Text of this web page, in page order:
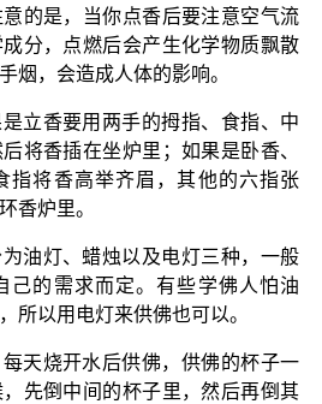
的是，当你点香后要注意空气流
分，点燃后会产生化学物质飘散
烟，会造成人体的影响。
是立香要用两手的拇指、食指、中
将香插在坐炉里；如果是卧香、
指将香高举齐眉，其他的六指张
香炉里。
油灯、蜡烛以及电灯三种，一般
己的需求而定。有些学佛人怕油
所以用电灯来供佛也可以。
天烧开水后供佛，供佛的杯子一
先倒中间的杯子里，然后再倒其